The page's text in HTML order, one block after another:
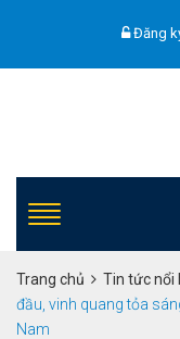
Đăng
Trang chủ Tin tức nổi
đầu, vinh quang tỏa
Nam